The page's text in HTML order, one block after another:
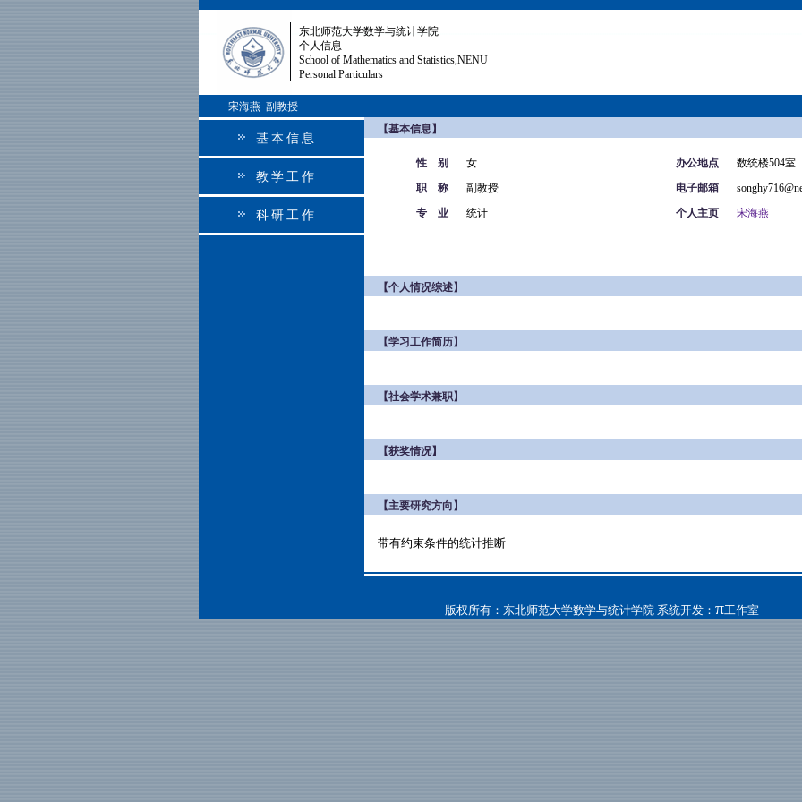
东北师范大学数学与统计学院
个人信息
School of Mathematics and Statistics,NENU
Personal Particulars
宋海燕 副教授
基本信息
教学工作
科研工作
【基本信息】
性 别 女 办公地点
数统楼504室
职 称
副教授 电子邮箱
专 业
统计 个人主页 宋海燕
【个人情况综述】
【学习工作简历】
【社会学术兼职】
【获奖情况】
【主要研究方向】
带有约束条件的统计推断
版权所有：东北师范大学数学与统计学院 系统开发： π工作室